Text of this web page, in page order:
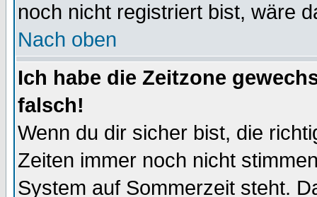
noch nicht registriert bist, wäre
Nach oben
Ich habe die Zeitzone
falsch!
Wenn du dir sicher bist, die
Zeiten immer noch nicht
System auf Sommerzeit steht.